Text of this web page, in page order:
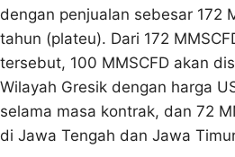
dengan penjualan sebesar 172
tahun (plateu). Dari 172
tersebut, 100 MMSCFD akan
Wilayah Gresik dengan harga
selama masa kontrak, dan 72
di Jawa Tengah dan Jawa